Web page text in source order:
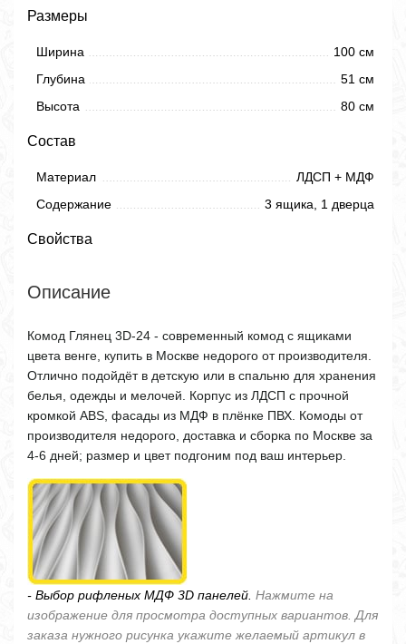
Размеры
Ширина
100 см
Глубина
51 см
Высота
80 см
Состав
Материал
ЛДСП + МДФ
Содержание
3 ящика, 1 дверца
Свойства
Описание
Комод Глянец 3D-24 - современный комод с ящиками
цвета венге, купить в Москве недорого от производителя.
Отлично подойдёт в детскую или в спальню для хранения
белья, одежды и мелочей. Корпус из ЛДСП с прочной
кромкой ABS, фасады из МДФ в плёнке ПВХ. Комоды от
производителя недорого, доставка и сборка по Москве за
4-6 дней; размер и цвет подгоним под ваш интерьер.
- Выбор рифленых МДФ 3D панелей. Нажмите на
изображение для просмотра доступных вариантов. Для
заказа нужного рисунка укажите желаемый артикул в